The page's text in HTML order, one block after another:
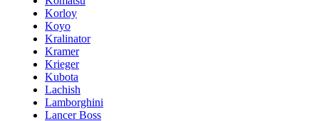
Korloy
Koyo
Kralinator
Kramer
Krieger
Kubota
Lachish
Lamborghini
Lancer Boss